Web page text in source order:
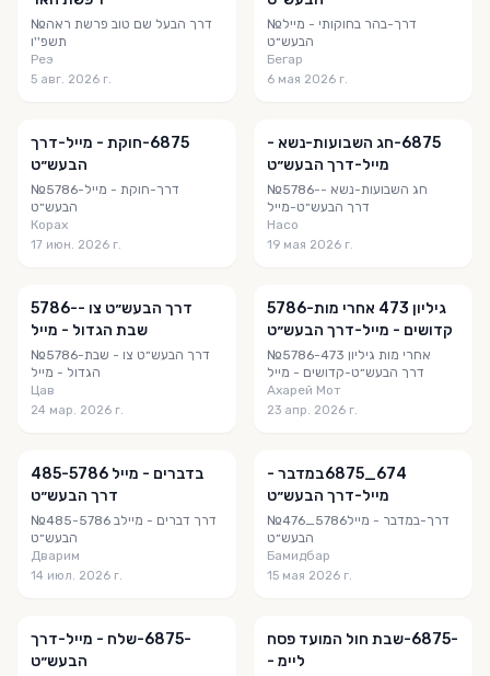
№‎⁨דרך הבעל שם טוב פרשת ראה
Реэ
5 авг. 2026 г.
№‎⁨בהר בחוקותי - מייל⁩-דרך
הבעש״ט
Бегар
6 мая 2026 г.
5786-‎⁨חוקת - מייל⁩-דרך
הבעש״ט
№5786-‎⁨חוקת - מייל⁩-דרך
הבעש״ט
Корах
17 июн. 2026 г.
5786-‎⁨חג השבועות-נשא -
מייל⁩-דרך הבעש״ט
№5786-‎⁨חג השבועות-נשא -
מייל⁩-דרך הבעש״ט
Насо
19 мая 2026 г.
5786-דרך הבעש״ט צו -
№5786-דרך הבעש״ט צו - שבת
Цав
24 мар. 2026 г.
5786-גיליון 473 ‎⁨אחרי מות
קדושים - מייל⁩-דרך הבעש״ט
№5786-גיליון 473 ‎⁨אחרי מות
קדושים - מייל⁩-דרך הבעש״ט
Ахарей Мот
23 апр. 2026 г.
485-5786 ב‎⁨דברים - מייל⁩
דרך הבעש״ט
№485-5786 ב‎⁨דברים - מייל⁩ דרך
הבעש״ט
Дварим
14 июл. 2026 г.
476_5786‎⁨במדבר -
מייל⁩-דרך הבעש״ט
№476_5786‎⁨במדבר - מייל⁩-דרך
הבעש״ט
Бамидбар
15 мая 2026 г.
-5786-‎⁨שלח - מייל⁩-דרך
הבעש״ט
-5786-‎⁨שבת חול המועד פסח
- מייל ⁩